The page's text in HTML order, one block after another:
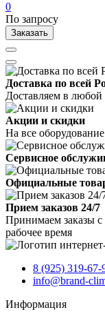
0
По запросу
Заказать
Доставка по всей
Доставляем в
Акции и скидки
На все оборудование
Сервисное
Официальные
Прием заказов 24/7
Принимаем заказы с
рабочее время
8 (925) 319-67-
info@brand-
Информация